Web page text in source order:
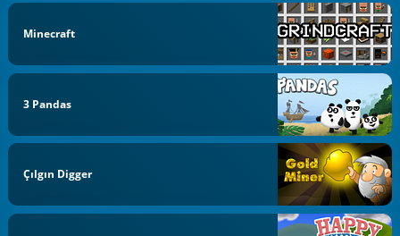
Minecraft
3 Pandas
Çılgın Digger